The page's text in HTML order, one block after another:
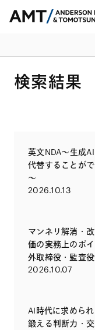
検索結果
英文NDA～生成
代替することが
～
2026.10.13
マンネリ解消・
価の実務上のポ
外取締役・監査
2026.10.07
AI時代に求めら
鍛える判断力・